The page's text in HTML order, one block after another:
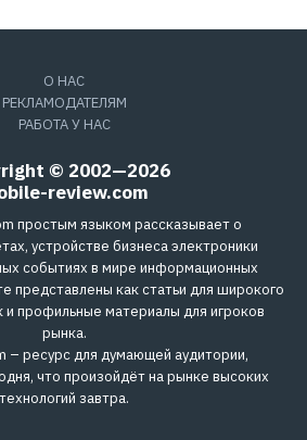
О НАС
РЕКЛАМОДАТЕЛЯМ
РАБОТА У НАС
© 2002—2026
review.com
простым языком рассказывает о
устройстве бизнеса электроники
событиях в мире информационных
представлены как статьи для широкого
и профильные материалы для игроков
рынка.
– ресурс для думающей аудитории,
что произойдёт на рынке высоких
технологий завтра.